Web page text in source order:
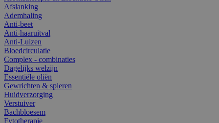
Afslanking
Ademhaling
Anti-beet
Anti-haaruitval
Anti-Luizen
Bloedcirculatie
Complex - combinaties
Dagelijks welzijn
Essentiële oliën
Gewrichten & spieren
Huidverzorging
Verstuiver
Bachbloesem
Fytotherapie